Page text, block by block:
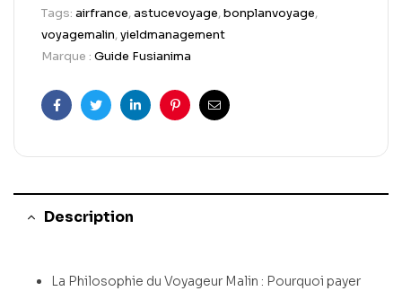
Tags: airfrance,astucevoyage,bonplanvoyage,
voyagemalin,yieldmanagement
Marque : Guide Fusianima
FacebookTwitterLinkedinPinterestEmail
Description
La Philosophie du Voyageur Malin : Pourquoi payer